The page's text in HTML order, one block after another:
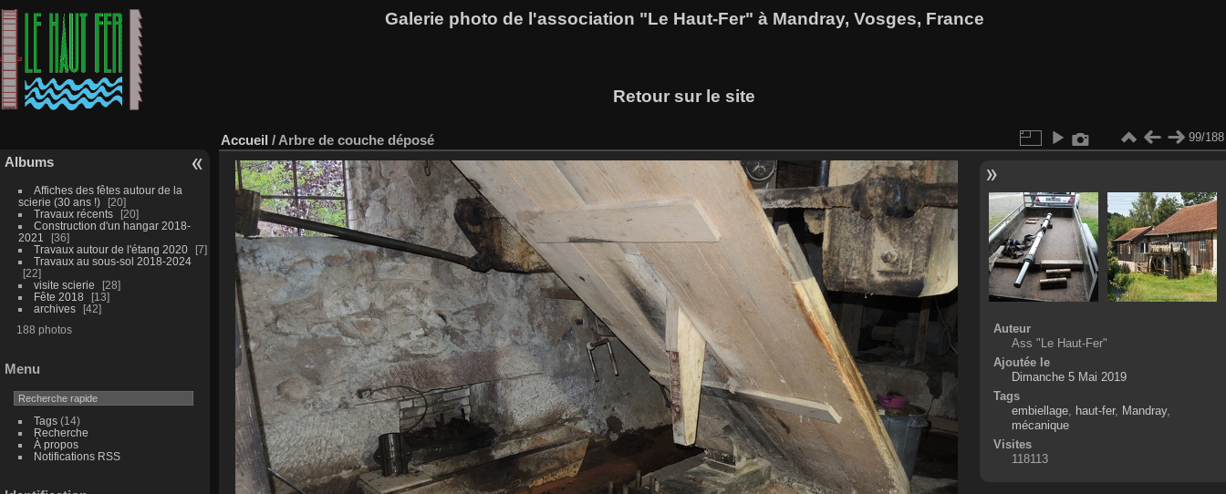
Galerie photo de l'association "Le Haut-Fer" à Mandray, Vosges, France
Retour sur le site
Albums
Affiches des fêtes autour de la
scierie (30 ans !)
20
Travaux récents
20
Construction d'un hangar 2018-
2021
36
Travaux autour de l'étang 2020
7
Travaux au sous-sol 2018-2024
22
visite scierie
28
Fête 2018
13
archives
42
188 photos
Menu
Tags(14)
Recherche
À propos
Notifications RSS
Accueil / Arbre de couche déposé 99/188
Auteur
Ass "Le Haut-Fer"
Ajoutée le
Dimanche 5 Mai 2019
Tags
embiellage, haut-fer, Mandray,
mécanique
Visites
118113